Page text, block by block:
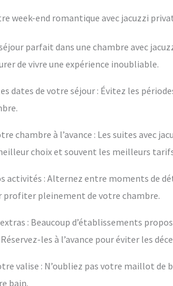
week-end romantique avec jacuzzi
parfait dans une chambre avec
de vivre une expérience inoubliable.
dates de votre séjour : Évitez les
chambre à l’avance : Les suites avec
choix et souvent les meilleurs
activités : Alternez entre moments de
profiter pleinement de votre chambre.
extras : Beaucoup d’établissements
les à l’avance pour éviter les
valise : N’oubliez pas votre maillot
bain.